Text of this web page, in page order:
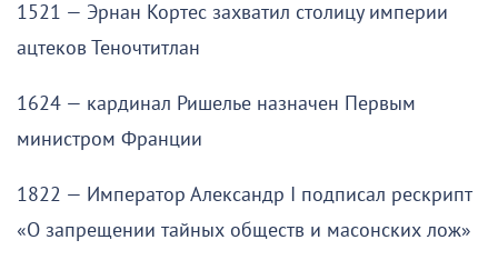
1521 — Эрнан Кортес захватил столицу империи
ацтеков Теночтитлан
1624 — кардинал Ришелье назначен Первым
министром Франции
1822 — Император Александр I подписал рескрипт
«О запрещении тайных обществ и масонских лож»